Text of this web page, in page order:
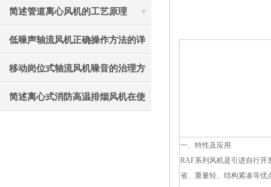
见故障相应解决方法
简述管道离心风机的工艺原理
低噪声轴流风机正确操作方法的详
细说明
移动岗位式轴流风机噪音的治理方
法介绍
简述离心式消防高温排烟风机在使
一、特性及应用
RAF系列风机是引进自行开
省、重量轻、结构紧凑等优